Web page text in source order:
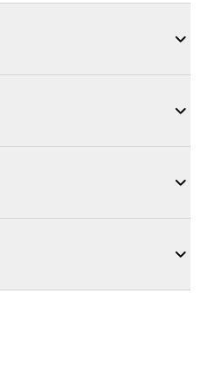



